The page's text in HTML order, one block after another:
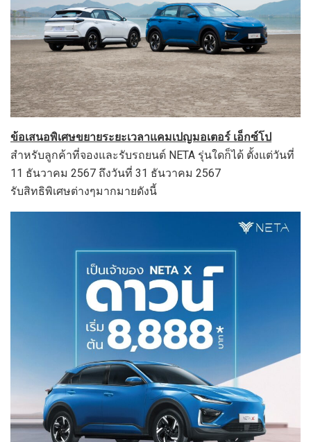
ข้อเสนอพิเศษขยายระยะเวลาแคมเปญมอเตอร์ เอ็กซ์โป
สำหรับลูกค้าที่จองและรับรถยนต์ NETA รุ่นใดก็ได้ ตั้งแต่วันที่
11 ธันวาคม 2567 ถึงวันที่ 31 ธันวาคม 2567
รับสิทธิพิเศษต่างๆมากมายดังนี้